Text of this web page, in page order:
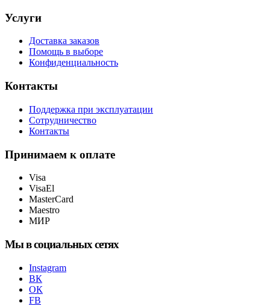
Услуги
Доставка заказов
Помощь в выборе
Конфиденциальность
Контакты
Поддержка при эксплуатации
Сотрудничество
Контакты
Принимаем к оплате
Visa
VisaEl
MasterCard
Maestro
МИР
Мы в социальных сетях
Instagram
ВК
ОК
FB